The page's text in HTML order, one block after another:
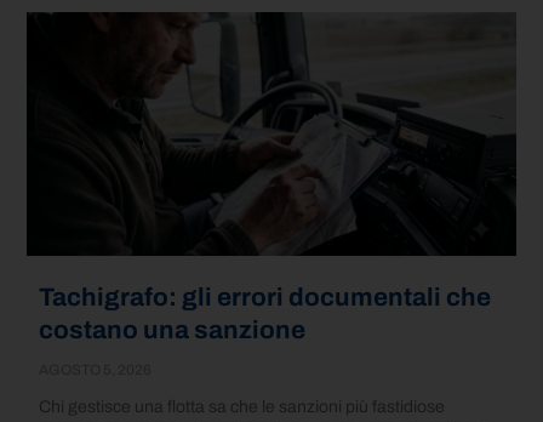
Tachigrafo: gli errori documentali che
costano una sanzione
Chi gestisce una flotta sa che le sanzioni più fastidiose